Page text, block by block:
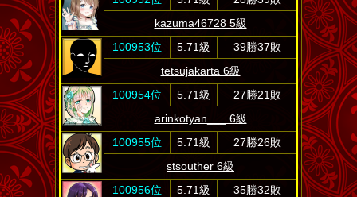
kazuma46728 5級
100953位
5.71級
39勝37敗
tetsujakarta 6級
100954位
5.71級
27勝21敗
arinkotyan___ 6級
100955位
5.71級
27勝26敗
stsouther 6級
100956位
5.71級
35勝32敗